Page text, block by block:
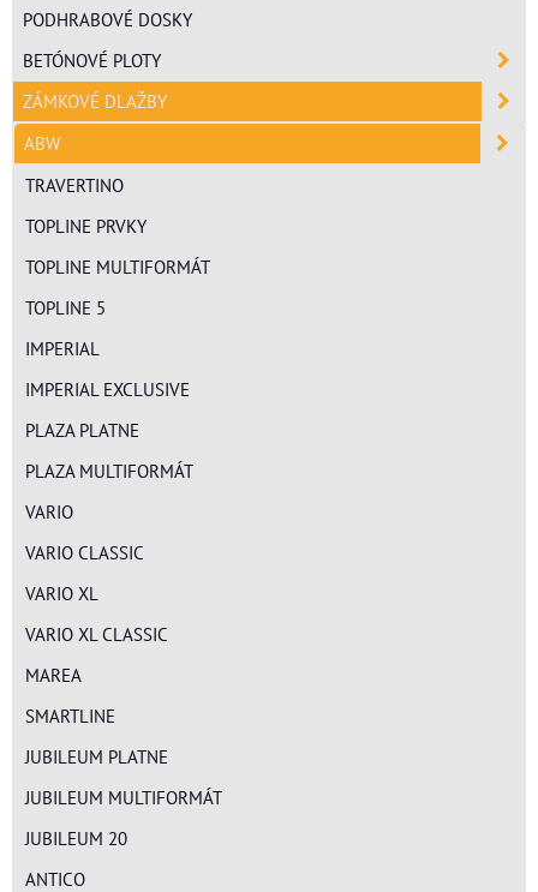
PODHRABOVÉ DOSKY
BETÓNOVÉ PLOTY
ZÁMKOVÉ DLAŽBY
ABW
TRAVERTINO
TOPLINE PRVKY
TOPLINE MULTIFORMÁT
TOPLINE 5
IMPERIAL
IMPERIAL EXCLUSIVE
PLAZA PLATNE
PLAZA MULTIFORMÁT
VARIO
VARIO CLASSIC
VARIO XL
VARIO XL CLASSIC
MAREA
SMARTLINE
JUBILEUM PLATNE
JUBILEUM MULTIFORMÁT
JUBILEUM 20
ANTICO